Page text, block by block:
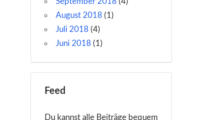
August 2018 (1)
Juli 2018 (4)
Juni 2018 (1)
Feed
Du kannst alle Beiträge bequem